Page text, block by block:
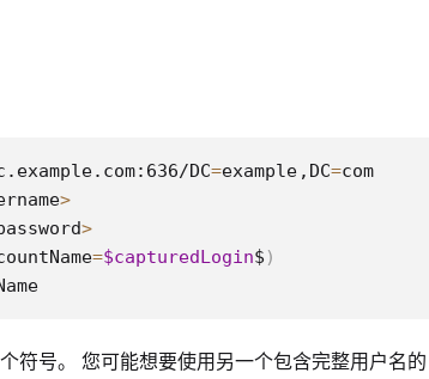
DC=example,DC=
com
>
>
=$capturedLogin$ )
符号。 您可能想要使用另一个包含完整用户名的